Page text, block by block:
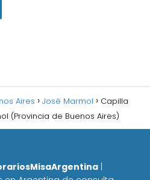
Aires José Marmol
Capilla
(Provincia de Buenos Aires)